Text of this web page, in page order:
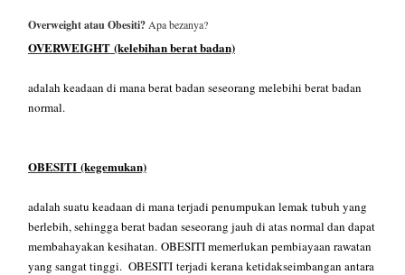
Overweight atau Obesiti? Apa bezanya?
OVERWEIGHT (kelebihan berat badan)
adalah keadaan di mana berat badan seseorang melebihi berat badan
normal.
OBESITI (kegemukan)
adalah suatu keadaan di mana terjadi penumpukan lemak tubuh yang
berlebih, sehingga berat badan seseorang jauh di atas normal dan dapat
membahayakan kesihatan. OBESITI memerlukan pembiayaan rawatan
yang sangat tinggi. OBESITI terjadi kerana ketidakseimbangan antara